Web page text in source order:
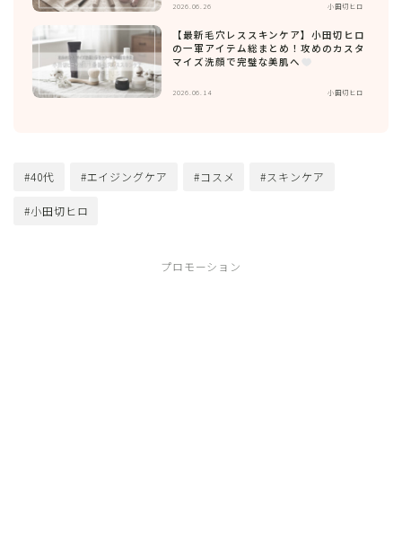
2026.06.26 小田切ヒロ
【最新毛穴レススキンケア】小田切ヒロ
の一軍アイテム総まとめ！攻めのカスタ
マイズ洗顔で完璧な美肌へ
2026.06.14 小田切ヒロ
#40代 #エイジングケア #コスメ #スキンケア
#小田切ヒロ
プロモーション